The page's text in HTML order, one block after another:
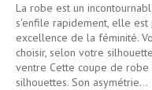
La robe est un
s'enfile rapidement, elle
excellence de la féminité.
choisir, selon votre
ventre Cette coupe de
silhouettes. Son asymétrie…